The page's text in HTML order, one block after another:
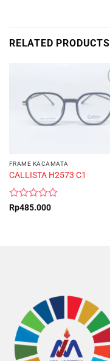
RELATED PRODUCTS
FRAME KACAMATA
CALLISTA H2573 C1
Rated
Rp485.000